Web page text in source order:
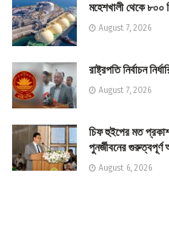
মহেশখালী থেকে ৮০০
August 7, 2026
রাষ্ট্রপতি নির্বাচন
August 7, 2026
চিফ হুইপের মত
পুনর্জীবনের গুরুত্বপূর্ণ
August 6, 2026